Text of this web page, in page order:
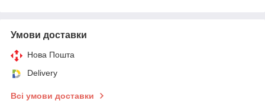
Умови доставки
Нова Пошта
Delivery
Всі умови доставки